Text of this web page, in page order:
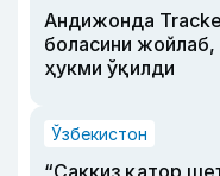
Андижонда
боласини
ҳукми ўқилди
Ўзбекистон